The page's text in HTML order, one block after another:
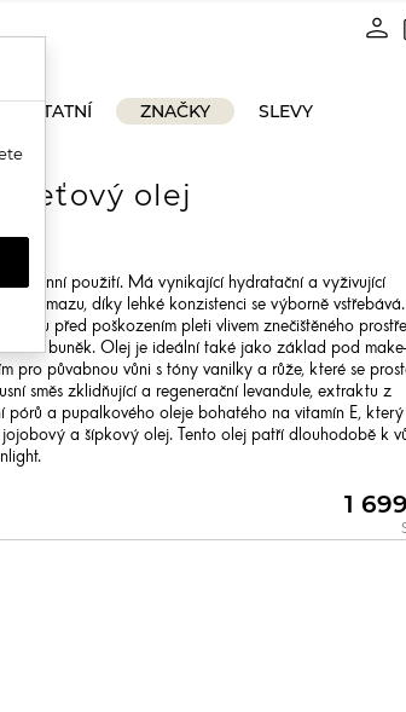
person
OSTATNÍ ZNAČKY SLEVY
pleťový olej
použití. Má vynikající hydratační a vyživující
mazu, díky lehké konzistenci se výborně vstřebává.
před poškozením pleti vlivem znečištěného
buněk. Olej je ideální také jako základ pod
pro půvabnou vůni s tóny vanilky a růže, které se
směs zklidňující a regenerační levandule, extraktu z
pórů a pupalkového oleje bohatého na vitamín E, který
jojobový a šípkový olej. Tento olej patří dlouhodobě k
1